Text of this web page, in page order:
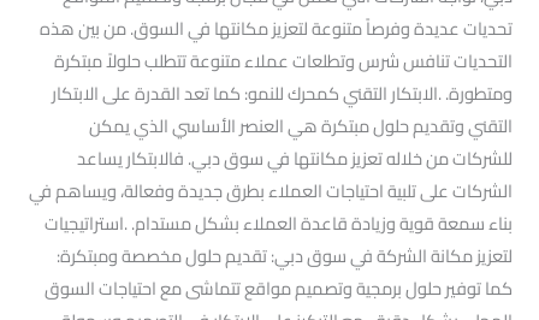
تحديات عديدة وفرصاً متنوعة لتعزيز مكانتها في السوق. من بين هذه
التحديات تنافس شرس وتطلعات عملاء متنوعة تتطلب حلولاً مبتكرة
ومتطورة. .الابتكار التقني كمحرك للنمو: كما تعد القدرة على الابتكار
التقني وتقديم حلول مبتكرة هي العنصر الأساسي الذي يمكن
للشركات من خلاله تعزيز مكانتها في سوق دبي. فالابتكار يساعد
الشركات على تلبية احتياجات العملاء بطرق جديدة وفعالة، ويساهم في
بناء سمعة قوية وزيادة قاعدة العملاء بشكل مستدام. .استراتيجيات
لتعزيز مكانة الشركة في سوق دبي: تقديم حلول مخصصة ومبتكرة:
كما توفير حلول برمجية وتصميم مواقع تتماشى مع احتياجات السوق